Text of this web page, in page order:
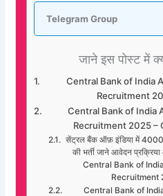
Telegram Group
जाने इस पोस्ट में
Central Bank of India
Recruitment
Central Bank of India
Recruitment 2025 –
सेंट्रल बैंक ऑफ़ इंडिया में 4000
की भर्ती जाने आवेदन प्रक्रिया
Central Bank of
Recruitment
Central Bank of